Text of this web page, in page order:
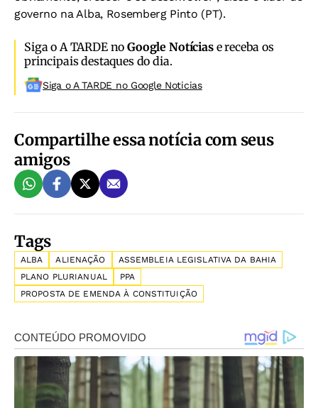
governo na Alba, Rosemberg Pinto (PT).
Siga o A TARDE noGoogle Notíciase receba os
principais destaques do dia.
Siga o A TARDE no Google Noticias
Compartilhe essa notícia com seus
amigos
Tags
ALBA ALIENAÇÃO
ASSEMBLEIA LEGISLATIVA DA BAHIA
PLANO PLURIANUAL
PPA
PROPOSTA DE EMENDA À CONSTITUIÇÃO